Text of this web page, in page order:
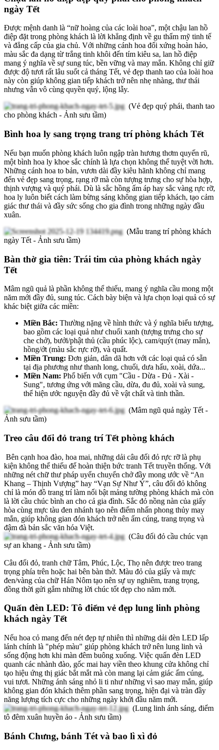
ngày Tết
Được mệnh danh là “nữ hoàng của các loài hoa”, một chậu lan hồ
điệp đặt trong phòng khách là lời khẳng định về gu thẩm mỹ tinh tế
và đẳng cấp của gia chủ. Với những cánh hoa đối xứng hoàn hảo,
màu sắc đa dạng từ trắng tinh khôi đến tím kiêu sa, lan hồ điệp
mang ý nghĩa về sự sung túc, bền vững và may mắn. Không chỉ giữ
được độ tươi rất lâu suốt cả tháng Tết, vẻ đẹp thanh tao của loài hoa
này còn giúp không gian tiếp khách trở nên nhẹ nhàng, thư thái
nhưng vẫn vô cùng quyền quý, lộng lẫy.
(Vẻ đẹp quý phái, thanh tao
cho phòng khách - Ảnh sưu tầm)
Bình hoa ly sang trọng trang trí phòng khách Tết
Nếu bạn muốn phòng khách luôn ngập tràn hương thơm quyến rũ,
một bình hoa ly khoe sắc chính là lựa chọn không thể tuyệt vời hơn.
Những cánh hoa to bản, vươn dài đầy kiêu hãnh không chỉ mang
đến vẻ đẹp sang trọng, rạng rỡ mà còn tượng trưng cho sự hòa hợp,
thịnh vượng và quý phái. Dù là sắc hồng ấm áp hay sắc vàng rực rỡ,
hoa ly luôn biết cách làm bừng sáng không gian tiếp khách, tạo cảm
giác thư thái và đầy sức sống cho gia đình trong những ngày đầu
xuân.
(Mẫu trang trí phòng khách
ngày Tết - Ảnh sưu tầm)
Bàn thờ gia tiên: Trái tim của phòng khách ngày
Tết
Mâm ngũ quả là phần không thể thiếu, mang ý nghĩa cầu mong một
năm mới đầy đủ, sung túc. Cách bày biện và lựa chọn loại quả có sự
khác biệt giữa các miền:
Miền Bắc: Thường nặng về hình thức và ý nghĩa biểu tượng,
bao gồm các loại quả như chuối xanh (tượng trưng cho sự
che chở), bưởi/phật thủ (cầu phúc lộc), cam/quýt (may mắn),
hồng/ớt (màu sắc rực rỡ), và quất.
Miền Trung: Đơn giản, dân dã hơn với các loại quả có sẵn
tại địa phương như thanh long, chuối, dưa hấu, xoài, dứa...
Miền Nam: Phổ biến với cụm "Cầu - Dừa - Đủ - Xài -
Sung", tương ứng với mãng cầu, dừa, đu đủ, xoài và sung,
thể hiện ước nguyện đầy đủ về vật chất và tinh thần.
(Mâm ngũ quả ngày Tết -
Ảnh sưu tầm)
Treo câu đối đỏ trang trí Tết phòng khách
Bên cạnh hoa đào, hoa mai, những dải câu đối đỏ rực rỡ là phụ
kiện không thể thiếu để hoàn thiện bức tranh Tết truyền thống. Với
những nét chữ thư pháp uyển chuyển chở đầy mong ước về “An
Khang – Thịnh Vượng” hay “Vạn Sự Như Ý”, câu đối đỏ không
chỉ là món đồ trang trí làm nổi bật mảng tường phòng khách mà còn
là lời cầu chúc bình an cho cả gia đình. Sắc đỏ nồng nàn của giấy
hòa cùng mực tàu đen nhánh tạo nên điểm nhấn phong thủy may
mắn, giúp không gian đón khách trở nên ấm cúng, trang trọng và
đậm đà bản sắc văn hóa Việt.
(Câu đối đỏ cầu chúc vạn
sự an khang - Ảnh sưu tầm)
Câu đối đỏ, tranh chữ Tâm, Phúc, Lộc, Thọ nên được treo trang
trọng phía trên hoặc hai bên bàn thờ. Màu đỏ của giấy và mực
đen/vàng của chữ Hán Nôm tạo nên sự uy nghiêm, trang trọng,
đồng thời gửi gắm những lời chúc tốt đẹp cho năm mới.
Quấn đèn LED: Tô điểm vẻ đẹp lung linh phòng
khách ngày Tết
Nếu hoa cỏ mang đến nét đẹp tự nhiên thì những dải đèn LED lấp
lánh chính là "phép màu" giúp phòng khách trở nên lung linh và
sống động hơn khi màn đêm buông xuống. Việc quấn đèn LED
quanh các nhành đào, gốc mai hay viền theo khung cửa không chỉ
tạo hiệu ứng thị giác bắt mắt mà còn mang lại cảm giác ấm cúng,
vui tươi. Những ánh sáng nhỏ li ti như những vì sao may mắn, giúp
không gian đón khách thêm phần sang trọng, hiện đại và tràn đầy
năng lượng tích cực cho những ngày khởi đầu năm mới.
(Lung linh ánh sáng, điểm
tô đêm xuân huyền ảo - Ảnh sưu tầm)
Bánh Chưng, bánh Tét và bao lì xì đỏ